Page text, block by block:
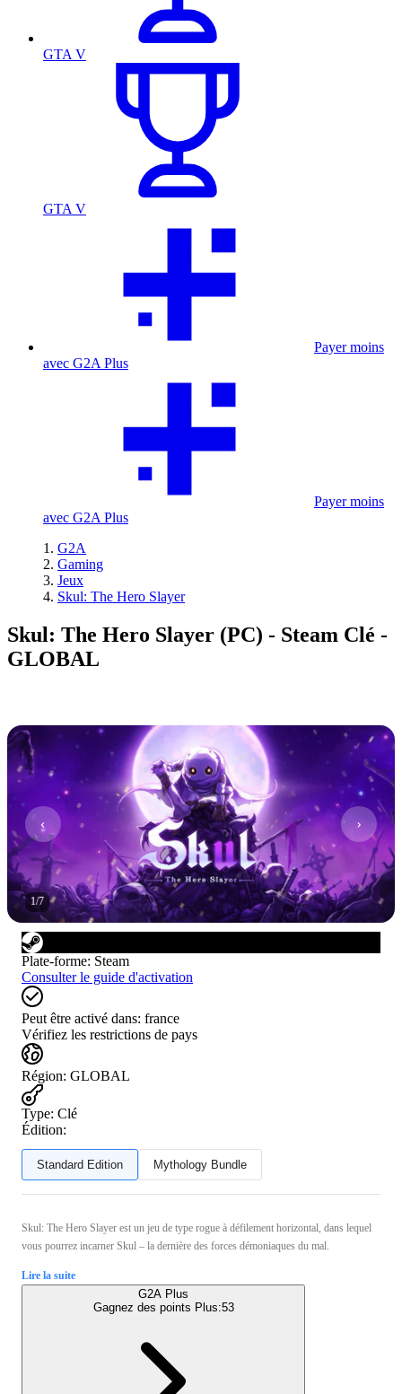
GTA V
GTA V
Payer moins
avec G2A Plus
Payer moins
avec G2A Plus
G2A
Gaming
Jeux
Skul: The Hero Slayer
Skul: The Hero Slayer (PC) - Steam Clé -
GLOBAL
1/7
Plate-forme: Steam
Consulter le guide d'activation
Peut être activé dans: france
Vérifiez les restrictions de pays
Région: GLOBAL
Type: Clé
Édition:
Standard Edition Mythology Bundle
Skul: The Hero Slayer est un jeu de type rogue à défilement horizontal, dans lequel
vous pourrez incarner Skul – la dernière des forces démoniaques du mal.
Lire la suite
G2A Plus
Gagnez des points Plus:53